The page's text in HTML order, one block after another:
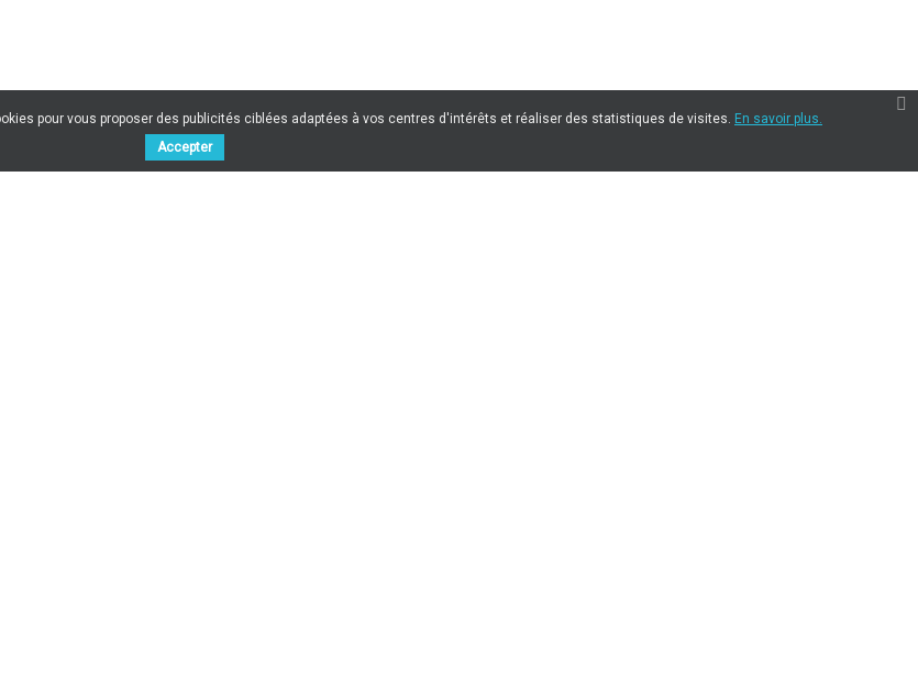
pour vous proposer des publicités ciblées adaptées à vos centres d'intérêts et réaliser des statistiques de visites. En savoir plus.
Accepter